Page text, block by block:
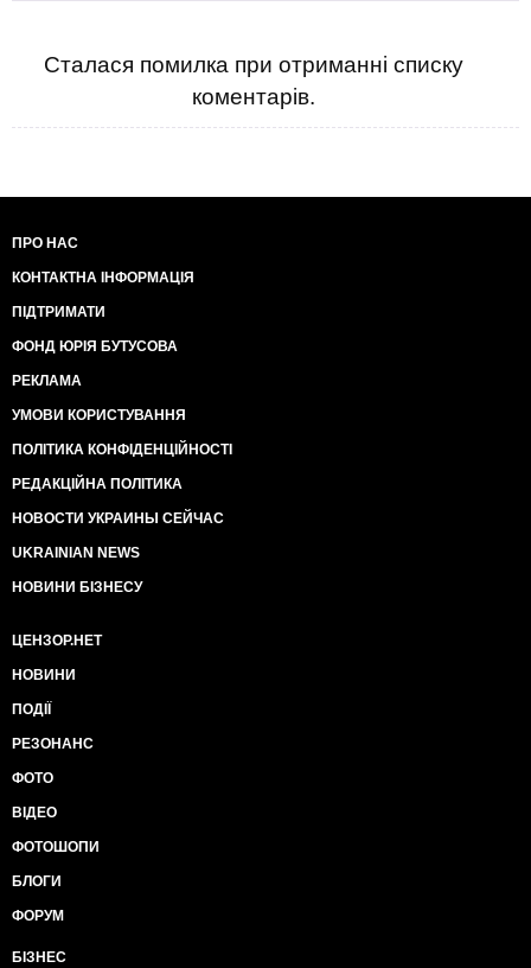
Сталася помилка при отриманні списку
коментарів.
ПРО НАС
КОНТАКТНА ІНФОРМАЦІЯ
ПІДТРИМАТИ
ФОНД ЮРІЯ БУТУСОВА
РЕКЛАМА
УМОВИ КОРИСТУВАННЯ
ПОЛІТИКА КОНФІДЕНЦІЙНОСТІ
РЕДАКЦІЙНА ПОЛІТИКА
НОВОСТИ УКРАИНЫ СЕЙЧАС
UKRAINIAN NEWS
НОВИНИ БІЗНЕСУ
ЦЕНЗОР.НЕТ
НОВИНИ
ПОДІЇ
РЕЗОНАНС
ФОТО
ВІДЕО
ФОТОШОПИ
БЛОГИ
ФОРУМ
БІЗНЕС